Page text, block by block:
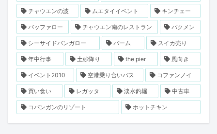
チャウエンの波 ムエタイイベント キンチェー
バッファロー チャウエン南のレストラン パクメン
シーサイドバンガロー バーム スイカ売り
年中行事 土砂降り the pier 風向き
イベント2010 空港乗り合いバス コファンノイ
買い食い レガッタ 淡水釣堀 中古車
コパンガンのリゾート ホットチキン